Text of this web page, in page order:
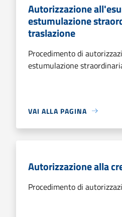
Autorizzazione
estumulazione
traslazione
Procedimento di
estumulazione
VAI ALLA PAGINA
Autorizzazione alla
Procedimento di